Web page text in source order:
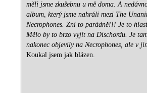
měli jsme zkušebnu u mě doma. A
album, který jsme nahráli mezi The
Necrophones. Zní to parádně!!! Je to
Mělo by to brzo vyjít na Dischordu. Je
nakonec objevily na Necrophones, ale v
Koukal jsem jak blázen.